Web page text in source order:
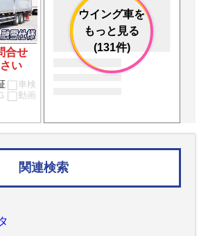
合せ
さい
車検
動画
ウイング車を
もっと見る
(131件)
関連検索